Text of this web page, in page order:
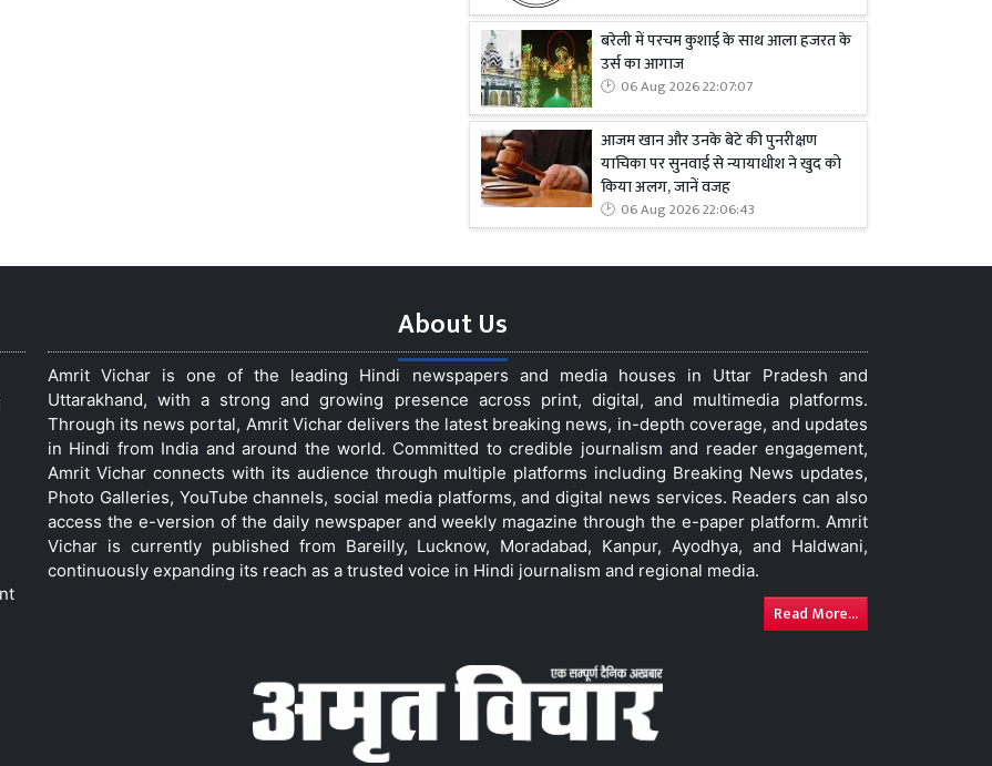
बरेली में परचम कुशाई के साथ आला हजरत के
उर्स का आगाज
06 Aug 2026 22:07:07
आजम खान और उनके बेटे की पुनरीक्षण
याचिका पर सुनवाई से न्यायाधीश ने खुद को
किया अलग, जानें वजह
06 Aug 2026 22:06:43
About Us
Amrit Vichar is one of the leading Hindi newspapers and media houses in Uttar Pradesh and
Uttarakhand, with a strong and growing presence across print, digital, and multimedia platforms.
Through its news portal, Amrit Vichar delivers the latest breaking news, in-depth coverage, and updates
in Hindi from India and around the world. Committed to credible journalism and reader engagement,
Amrit Vichar connects with its audience through multiple platforms including Breaking News updates,
Photo Galleries, YouTube channels, social media platforms, and digital news services. Readers can also
access the e-version of the daily newspaper and weekly magazine through the e-paper platform. Amrit
Vichar is currently published from Bareilly, Lucknow, Moradabad, Kanpur, Ayodhya, and Haldwani,
continuously expanding its reach as a trusted voice in Hindi journalism and regional media.
Read More...